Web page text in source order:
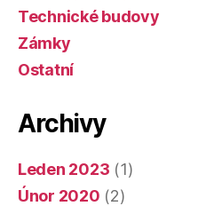
Technické budovy
Zámky
Ostatní
Archivy
Leden 2023 (1)
Únor 2020 (2)